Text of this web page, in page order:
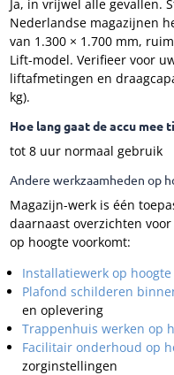
Ja, in vrijwel alle gevallen.
Nederlandse magazijnen
van 1.300 × 1.700 mm,
Lift-model. Verifieer voor
liftafmetingen en
kg).
Hoe lang gaat de accu mee
tot 8 uur normaal gebruik
Andere werkzaamheden op
Magazijn-werk is één
daarnaast overzichten
op hoogte voorkomt:
Installatiewerk op hoogte
Plafond schilderen
en oplevering
Trappenhuis werken op
Facilitair onderhoud op
zorginstellingen